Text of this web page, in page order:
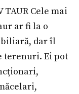
TAUR Cele mai
ar fi la o
dar îl
terenuri. Ei pot